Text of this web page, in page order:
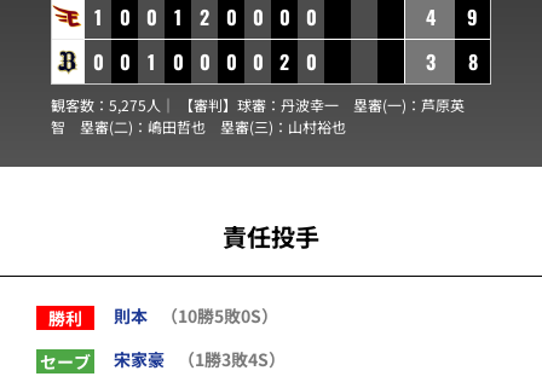
1 0 0 1 2 0 0 0 0
0 0 1 0 0 0 0 2 0
4
9
3
8
観客数：5,275人｜ 【審判】球審： 丹波幸一 塁審(一)： 芦原英
智 塁審(二)： 嶋田哲也 塁審(三)： 山村裕也
責任投手
勝利 則本
（10勝5敗0S）
セーブ
宋家豪
（1勝3敗4S）